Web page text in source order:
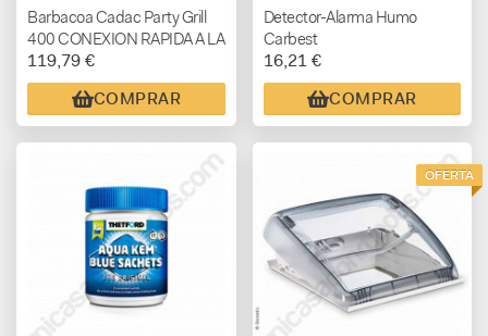
Barbacoa Cadac Party Grill
400 CONEXION RAPIDA A LA
AUTOCARAVANA
119,79 €
COMPRAR
Detector-Alarma Humo
Carbest
16,21 €
COMPRAR
OFERTA